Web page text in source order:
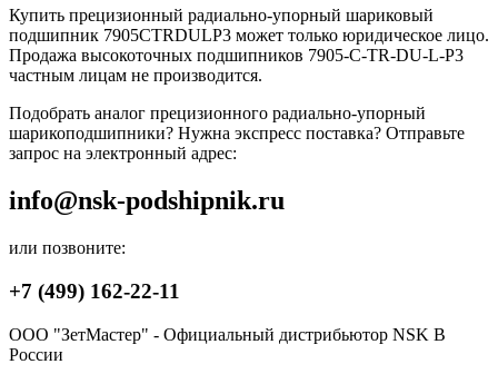
Купить прецизионный радиально-упорный шариковый
подшипник 7905CTRDULP3 может только юридическое лицо.
Продажа высокоточных подшипников 7905-C-TR-DU-L-P3
частным лицам не производится.
Подобрать аналог прецизионного радиально-упорный
шарикоподшипники? Нужна экспресс поставка? Отправьте
запрос на электронный адрес:
info@nsk-podshipnik.ru
или позвоните:
+7 (499) 162-22-11
ООО "ЗетМастер" - Официальный дистрибьютор NSK В
России